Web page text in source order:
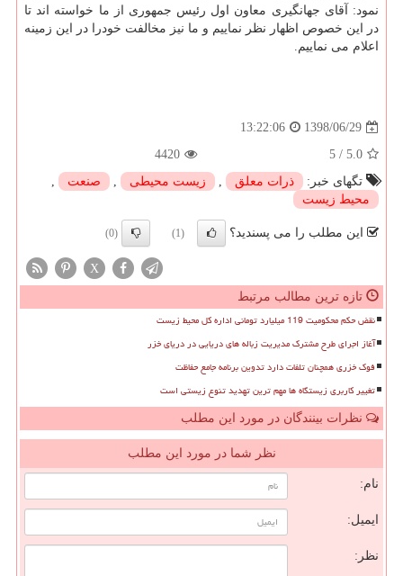
نمود: آقای جهانگیری معاون اول رئیس جمهوری از ما خواسته اند تا
در این خصوص اظهار نظر نماییم و ما نیز مخالفت خودرا در این زمینه
اعلام می نماییم.
1398/06/29
13:22:06
5.0
/
5
4420
تگهای خبر:
ذرات معلق , زیست محیطی , صنعت
,
محیط زیست
این مطلب را می پسندید؟ (1)
(0)
X
تازه ترین مطالب مرتبط
نقض حکم محکومیت 119 میلیارد تومانی اداره کل محیط زیست
آغاز اجرای طرح مشترک مدیریت زباله های دریایی در دریای خزر
فوک خزری همچنان تلفات دارد تدوین برنامه جامع حفاظت
تغییر کاربری زیستگاه ها مهم ترین تهدید تنوع زیستی است
نظرات بینندگان در مورد این مطلب
نظر شما در مورد این مطلب
نام:
ایمیل:
نظر: